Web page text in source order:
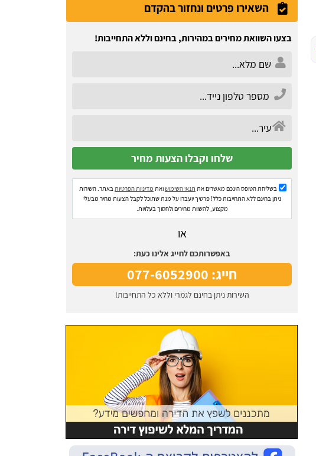
השאירו פרטים ונחזור בהקדם
בצעו השוואת מחירים במהירות, בחינם וללא התחייבות!
בשליחת הטופס הינכם מאשרים את תנאי השימושואת מדיניות הפרטיותבאתר. השירות
ניתן בחינם ללא התחייבות כלל! פרטיך יועברו על מנת שתוכל לקבל הצעות מחיר מבעלי
מקצוע, להשוות מחירים ולחסוך בעלויות.
או
באפשרותכם לחייג אלינו כעת:
חייג: 077-6052900
השירות ניתן בחינם לגמרי וללא כל התחייבות!